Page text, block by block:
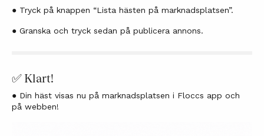
● Tryck på knappen “Lista hästen på marknadsplatsen”.
● Granska och tryck sedan på publicera annons.
✅ Klart!
● Din häst visas nu på marknadsplatsen i Floccs app och
på webben!